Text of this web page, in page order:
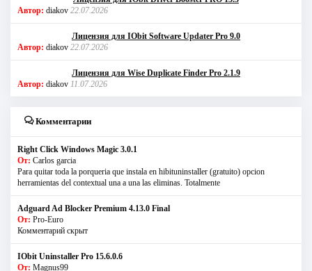
Автор: diakov 22.07.2026
Лицензия для IObit Software Updater Pro 9.0
Автор: diakov 22.07.2026
Лицензия для Wise Duplicate Finder Pro 2.1.9
Автор: diakov 11.07.2026
Комментарии
Right Click Windows Magic 3.0.1
От: Carlos garcia
Para quitar toda la porqueria que instala en hibituninstaller (gratuito) opcion
herramientas del contextual una a una las eliminas. Totalmente
Adguard Ad Blocker Premium 4.13.0 Final
От: Pro-Euro
Комментарий скрыт
IObit Uninstaller Pro 15.6.0.6
От: Magnus99